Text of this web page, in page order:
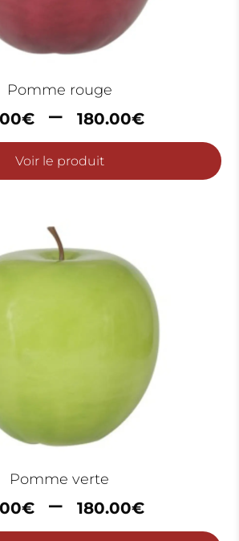
Pomme rouge
€ – 180.00€Plage
de
28.00€
Voir le produit
Pomme verte
€ – 180.00€Plage
de